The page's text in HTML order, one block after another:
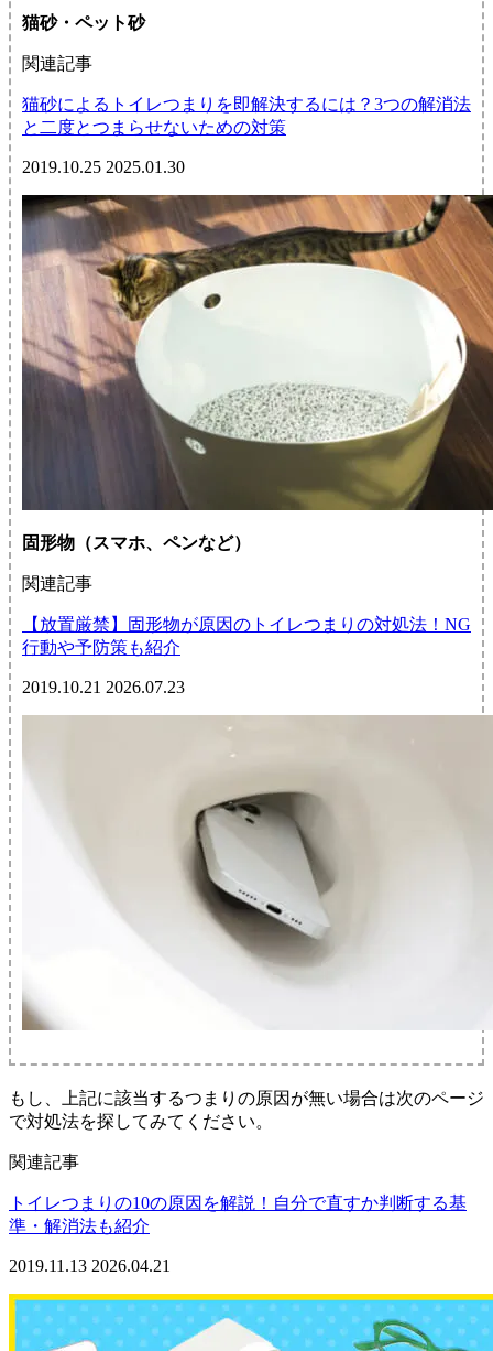
猫砂・ペット砂
関連記事
猫砂によるトイレつまりを即解決するには？3つの解消法
と二度とつまらせないための対策
2019.10.25 2025.01.30
固形物（スマホ、ペンなど）
関連記事
【放置厳禁】固形物が原因のトイレつまりの対処法！NG
行動や予防策も紹介
2019.10.21 2026.07.23
もし、上記に該当するつまりの原因が無い場合は次のページ
で対処法を探してみてください。
関連記事
トイレつまりの10の原因を解説！自分で直すか判断する基
準・解消法も紹介
2019.11.13 2026.04.21